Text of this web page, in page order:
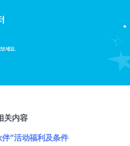
关内容
”活动福利及条件